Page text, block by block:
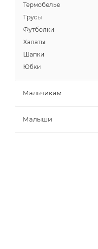
Термобелье
Трусы
Футболки
Халаты
Шапки
Юбки
Мальчикам
Малыши